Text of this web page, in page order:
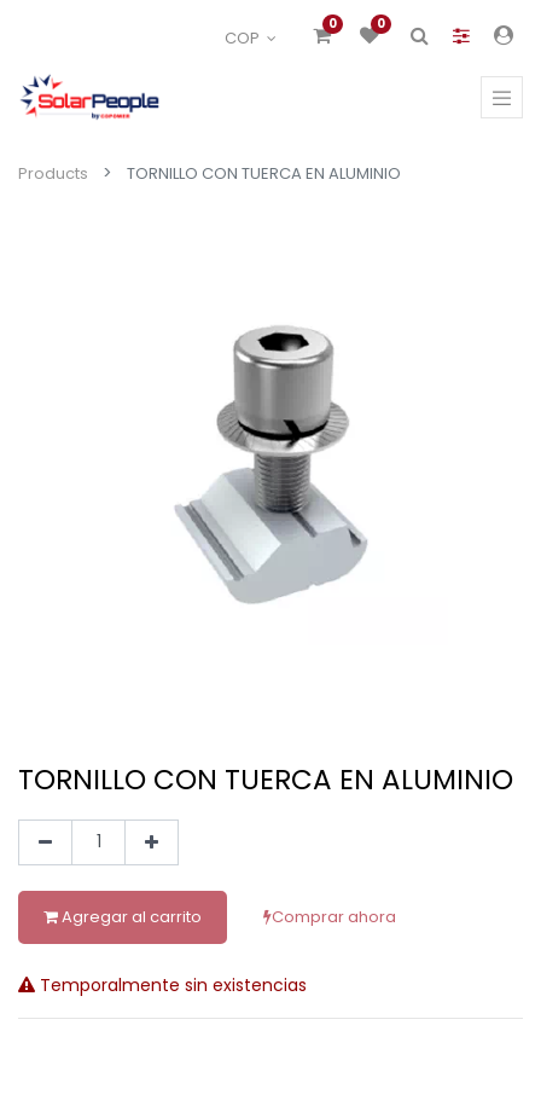
COP
0 0
Products TORNILLO CON TUERCA EN ALUMINIO
TORNILLO CON TUERCA EN ALUMINIO
Agregar al carrito Comprar ahora
Temporalmente sin existencias